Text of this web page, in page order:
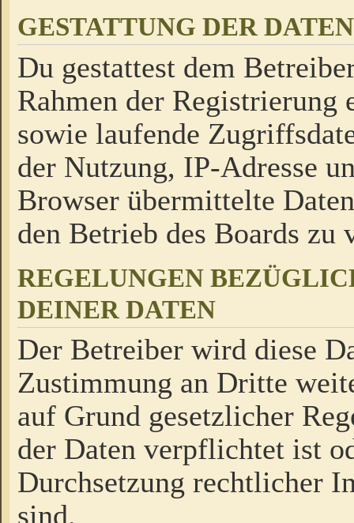
GESTATTUNG DER
Du gestattest dem
Rahmen der Registrierung
sowie laufende
der Nutzung, IP-Adresse
Browser übermittelte
den Betrieb des Boards zu
REGELUNGEN
DEINER DATEN
Der Betreiber wird diese
Zustimmung an Dritte
auf Grund gesetzlicher
der Daten verpflichtet ist
Durchsetzung rechtlicher
sind.